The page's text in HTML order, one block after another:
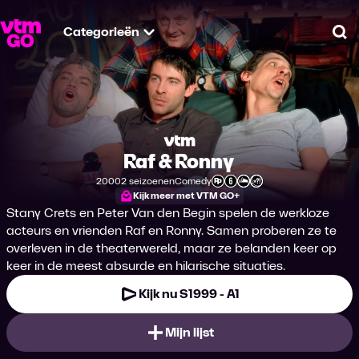
Categorieën
Raf & Ronny
Productiejaar
20002 seizoenen
Genre
Comedy
Leeftijdsclassificatie
Kijk meer met VTM GO+
Stany Crets en Peter Van den Begin spelen de werkloze
acteurs en vrienden Raf en Ronny. Samen proberen ze te
overleven in de theaterwereld, maar ze belanden keer op
keer in de meest absurde en hilarische situaties.
Kijk nu S1999 - A1
Mijn lijst